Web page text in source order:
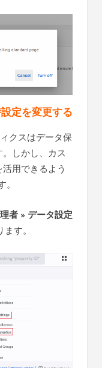
定を変更する
クスはデータ保
しかし、カス
用できるよう
者 » データ設定
す。